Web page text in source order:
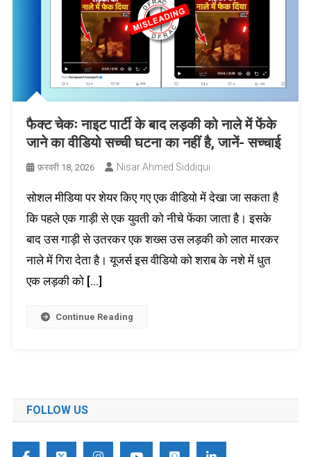
फैक्ट चेकः नाइट पार्टी के बाद लड़की को नाले में फेंके
जाने का वीडियो सच्ची घटना का नहीं है, जानें- सच्चाई
फ़रवरी 18, 2026 Nisar Ahmed Siddiqui
सोशल मीडिया पर शेयर किए गए एक वीडियो में देखा जा सकता है
कि पहले एक गाड़ी से एक युवती को नीचे फेंका जाता है। इसके
बाद उस गाड़ी से उतरकर एक शख्स उस लड़की को लात मारकर
नाले में गिरा देता है। यूजर्स इस वीडियो को शराब के नशे में धुत
एक लड़की को […]
Continue Reading
FOLLOW US